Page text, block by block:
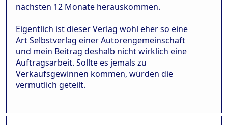
nächsten 12 Monate herauskommen.
Eigentlich ist dieser Verlag wohl eher so eine
Art Selbstverlag einer Autorengemeinschaft
und mein Beitrag deshalb nicht wirklich eine
Auftragsarbeit. Sollte es jemals zu
Verkaufsgewinnen kommen, würden die
vermutlich geteilt.